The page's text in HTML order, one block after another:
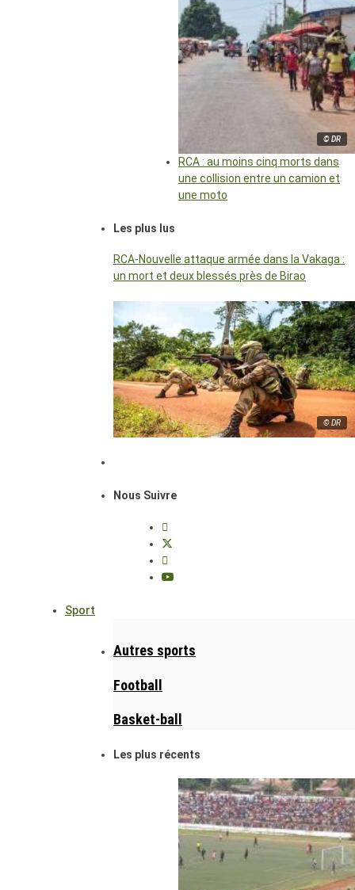
© DR
RCA : au moins cinq morts dans
une collision entre un camion et
une moto
Les plus lus
RCA-Nouvelle attaque armée dans la Vakaga :
un mort et deux blessés près de Birao
© DR
Nous Suivre
Sport
Autres sports
Football
Basket-ball
Les plus récents